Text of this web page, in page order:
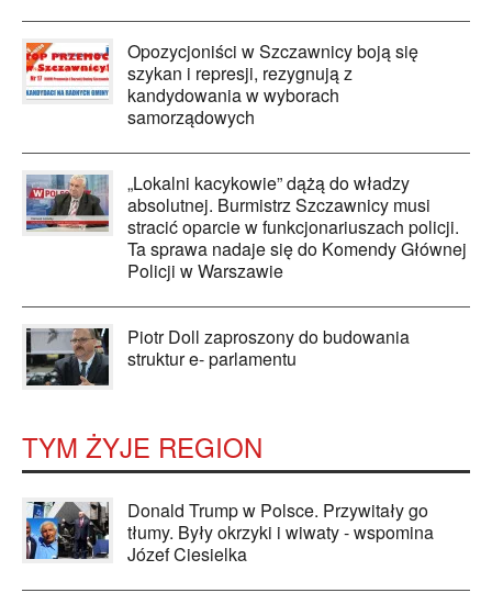
Opozycjoniści w Szczawnicy boją się
szykan i represji, rezygnują z
kandydowania w wyborach
samorządowych
„Lokalni kacykowie” dążą do władzy
absolutnej. Burmistrz Szczawnicy musi
stracić oparcie w funkcjonariuszach policji.
Ta sprawa nadaje się do Komendy Głównej
Policji w Warszawie
Piotr Doll zaproszony do budowania
struktur e- parlamentu
TYM ŻYJE REGION
Donald Trump w Polsce. Przywitały go
tłumy. Były okrzyki i wiwaty - wspomina
Józef Ciesielka